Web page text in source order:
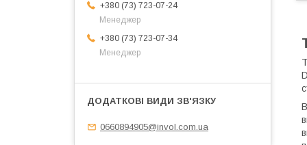
+380 (73) 723-07-24
Менеджер
+380 (73) 723-07-34
Менеджер
0660894905@invol.com.ua